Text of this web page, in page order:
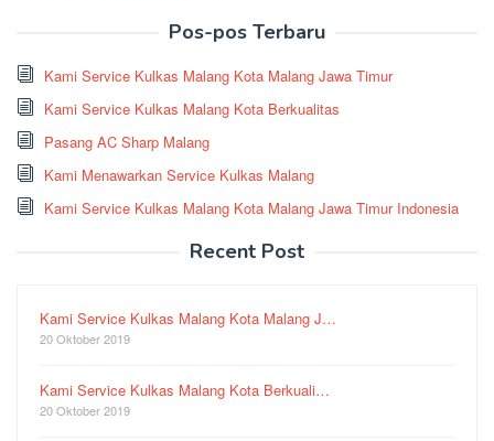
Pos-pos Terbaru
Kami Service Kulkas Malang Kota Malang Jawa Timur
Kami Service Kulkas Malang Kota Berkualitas
Pasang AC Sharp Malang
Kami Menawarkan Service Kulkas Malang
Kami Service Kulkas Malang Kota Malang Jawa Timur Indonesia
Recent Post
Kami Service Kulkas Malang Kota Malang J…
20 Oktober 2019
Kami Service Kulkas Malang Kota Berkuali…
20 Oktober 2019